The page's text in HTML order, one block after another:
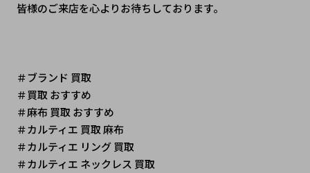
皆様のご来店を心よりお待ちしております。
＃ブランド 買取
＃買取 おすすめ
＃麻布 買取 おすすめ
＃カルティエ 買取 麻布
＃カルティエ リング 買取
＃カルティエ ネックレス 買取